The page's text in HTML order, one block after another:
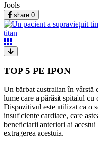
Jools
share 0
TOP 5 PE IPON
Un bărbat australian în vârstă
lume care a părăsit spitalul
Dispozitivul este utilizat ca o
insuficiențe cardiace, care
beneficiarii anteriori ai
extragerea acestuia.